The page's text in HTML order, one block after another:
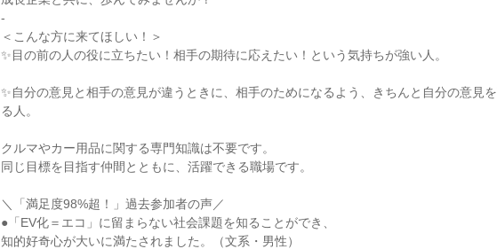
-
＜こんな方に来てほしい！＞
✨目の前の人の役に立ちたい！相手の期待に応えたい！という気持ちが強い人。
✨自分の意見と相手の意見が違うときに、相手のためになるよう、きちんと自分の意見
る人。
クルマやカー用品に関する専門知識は不要です。
同じ目標を目指す仲間とともに、活躍できる職場です。
＼「満足度98%超！」過去参加者の声／
●「EV化＝エコ」に留まらない社会課題を知ることができ、
知的好奇心が大いに満たされました。（文系・男性）